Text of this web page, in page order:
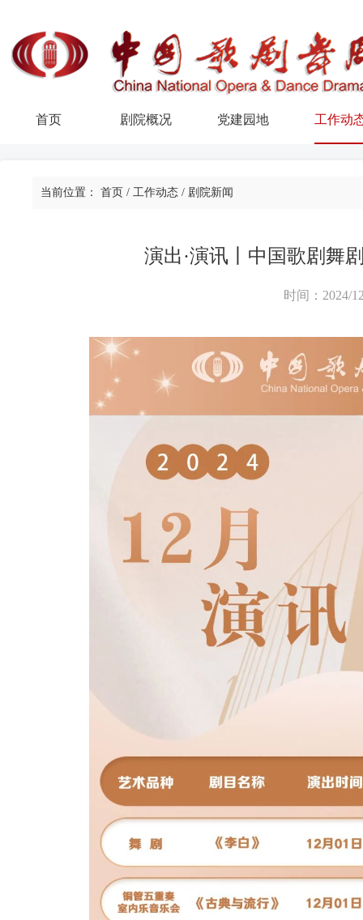
首页 剧院概况 党建园地 工作动
当前位置： 首页 / 工作动态 / 剧院新闻
演出·演讯丨中国歌剧舞
时间：2024/